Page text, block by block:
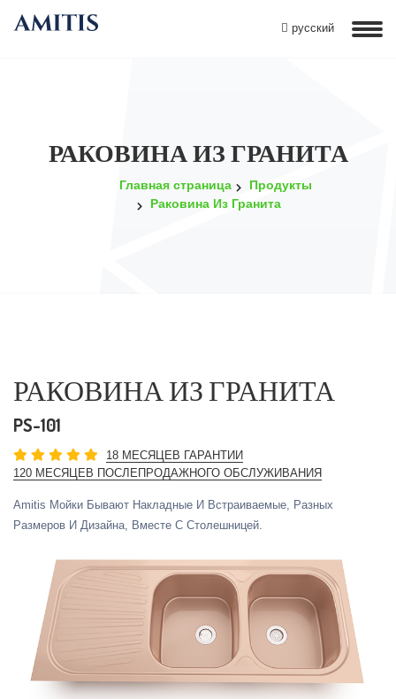
русский
РАКОВИНА ИЗ ГРАНИТА
Главная страница
Продукты
Раковина Из Гранита
РАКОВИНА ИЗ ГРАНИТА
PS-101
18 МЕСЯЦЕВ ГАРАНТИИ
120 МЕСЯЦЕВ ПОСЛЕПРОДАЖНОГО ОБСЛУЖИВАНИЯ
Amitis Мойки Бывают Накладные И Встраиваемые, Разных
Размеров И Дизайна, Вместе С Столешницей.